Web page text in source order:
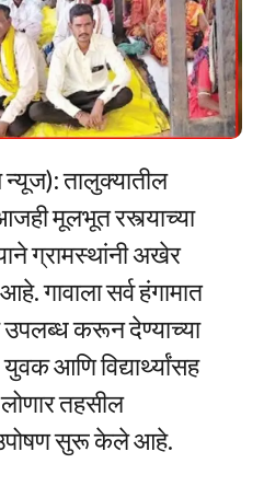
तालुक्यातील
मूलभूत रस्त्याच्या
ग्रामस्थांनी अखेर
गावाला सर्व हंगामात
उपलब्ध करून देण्याच्या
आणि विद्यार्थ्यांसह
तहसील
सुरू केले आहे.